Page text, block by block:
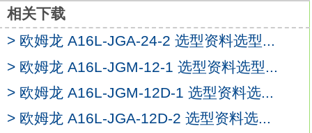
可用摆杆方便地拆卸单元。
标准配备了防指触功能开关。
φ25用的环还能对应φ25的面板开口A16L-
JGM-24D-2S
用开型（叉型）或闭型（圆型）压接端子安
装。
IP65耐油（非带灯型）。
相关下载
> 欧姆龙 A16L-JGA-24-2 选型资料选型...
> 欧姆龙 A16L-JGM-12-1 选型资料选型...
> 欧姆龙 A16L-JGM-12D-1 选型资料选...
> 欧姆龙 A16L-JGA-12D-2 选型资料选...